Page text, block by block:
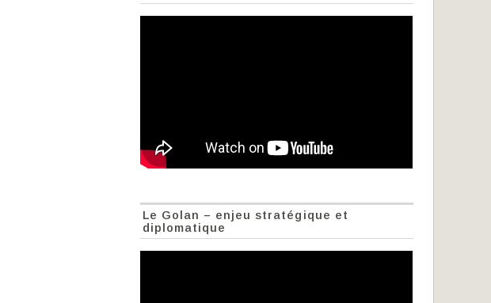
Le Golan – enjeu stratégique et
diplomatique